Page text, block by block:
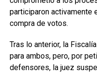
participaron activamente
compra de votos.
Tras lo anterior, la
para ambos, pero, por
defensores, la juez